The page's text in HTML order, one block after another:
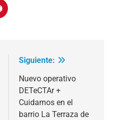
Siguiente:
Nuevo operativo
DETeCTAr +
Cuidarnos en el
barrio La Terraza de